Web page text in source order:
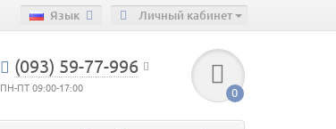
Личный кабинет
Язык
(093) 59-77-996
ПН-ПТ 09:00-17:00 0